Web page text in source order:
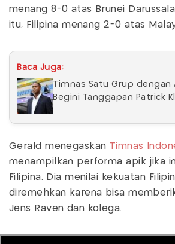
menang 8-0 atas Brunei
itu, Filipina menang 2-0 atas
Baca Juga:
Timnas Satu Grup dengan
Begini Tanggapan Patrick
Gerald menegaskan Timnas
menampilkan performa apik jika
Filipina. Dia menilai kekuatan
diremehkan karena bisa
Jens Raven dan kolega.